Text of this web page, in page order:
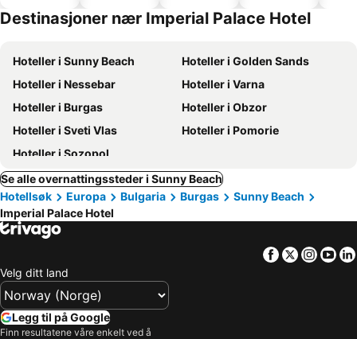
Destinasjoner nær Imperial Palace Hotel
Hoteller i Sunny Beach
Hoteller i Golden Sands
Hoteller i Nessebar
Hoteller i Varna
Hoteller i Burgas
Hoteller i Obzor
Hoteller i Sveti Vlas
Hoteller i Pomorie
Hoteller i Sozopol
Se alle overnattingssteder i Sunny Beach
Hotellsøk
Europa Bulgaria Burgas
Sunny Beach
Imperial Palace Hotel
Facebook
Twitter
Velg ditt land
Legg til på Google
Finn resultatene våre enkelt ved å